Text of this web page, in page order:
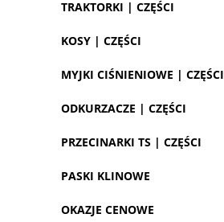
TRAKTORKI | CZĘŚCI
KOSY | CZĘŚCI
MYJKI CIŚNIENIOWE | CZĘŚCI
ODKURZACZE | CZĘŚCI
PRZECINARKI TS | CZĘŚCI
PASKI KLINOWE
OKAZJE CENOWE